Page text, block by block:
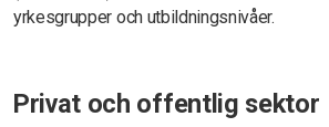
yrkesgrupper och utbildningsnivåer.
Privat och offentlig sektor